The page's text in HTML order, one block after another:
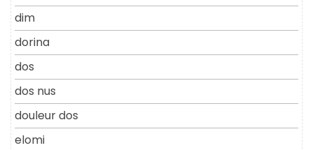
dim
dorina
dos
dos nus
douleur dos
elomi